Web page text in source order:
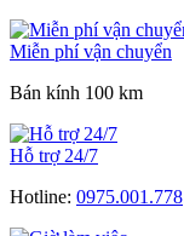
Miễn phí vận chuyển
Bán kính 100 km
Hỗ trợ 24/7
Hotline: 0975.001.778